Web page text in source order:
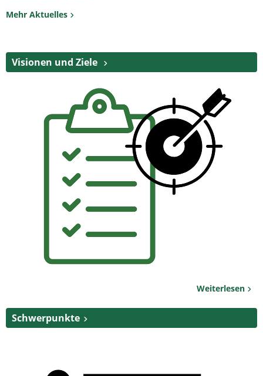
Mehr Aktuelles
Visionen und Ziele
Weiterlesen
Schwerpunkte